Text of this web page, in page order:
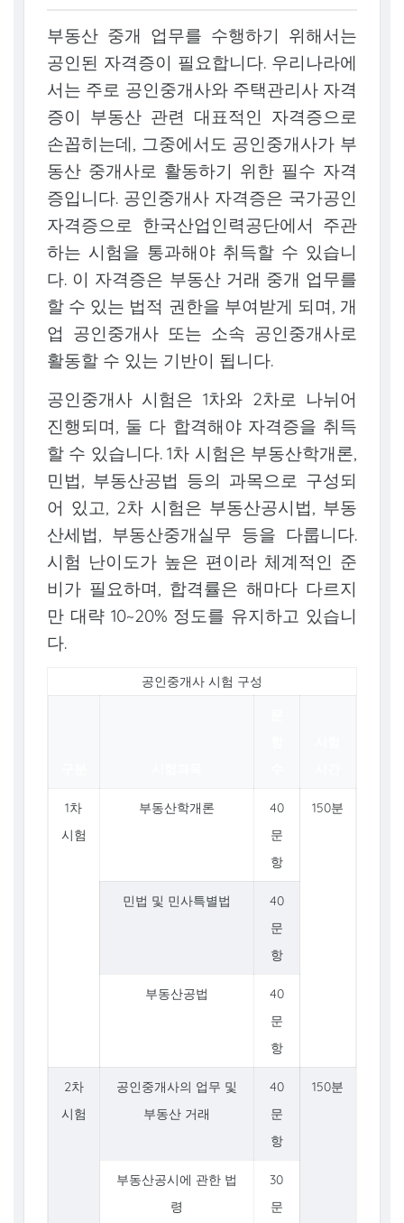
부동산 중개 업무를 수행하기 위해서는
공인된 자격증이 필요합니다. 우리나라에
서는 주로 공인중개사와 주택관리사 자격
증이 부동산 관련 대표적인 자격증으로
손꼽히는데, 그중에서도 공인중개사가 부
동산 중개사로 활동하기 위한 필수 자격
증입니다. 공인중개사 자격증은 국가공인
자격증으로 한국산업인력공단에서 주관
하는 시험을 통과해야 취득할 수 있습니
다. 이 자격증은 부동산 거래 중개 업무를
할 수 있는 법적 권한을 부여받게 되며, 개
업 공인중개사 또는 소속 공인중개사로
활동할 수 있는 기반이 됩니다.
공인중개사 시험은 1차와 2차로 나뉘어
진행되며, 둘 다 합격해야 자격증을 취득
할 수 있습니다. 1차 시험은 부동산학개론,
민법, 부동산공법 등의 과목으로 구성되
어 있고, 2차 시험은 부동산공시법, 부동
산세법, 부동산중개실무 등을 다룹니다.
시험 난이도가 높은 편이라 체계적인 준
비가 필요하며, 합격률은 해마다 다르지
만 대략 10~20% 정도를 유지하고 있습니
다.
공인중개사 시험 구성
1차
시험
부동산학개론
40
문
항
150분
민법 및 민사특별법
40
문
항
부동산공법
40
문
항
2차
시험
공인중개사의 업무 및
부동산 거래
40
문
항
150분
부동산공시에 관한 법
령
30
문